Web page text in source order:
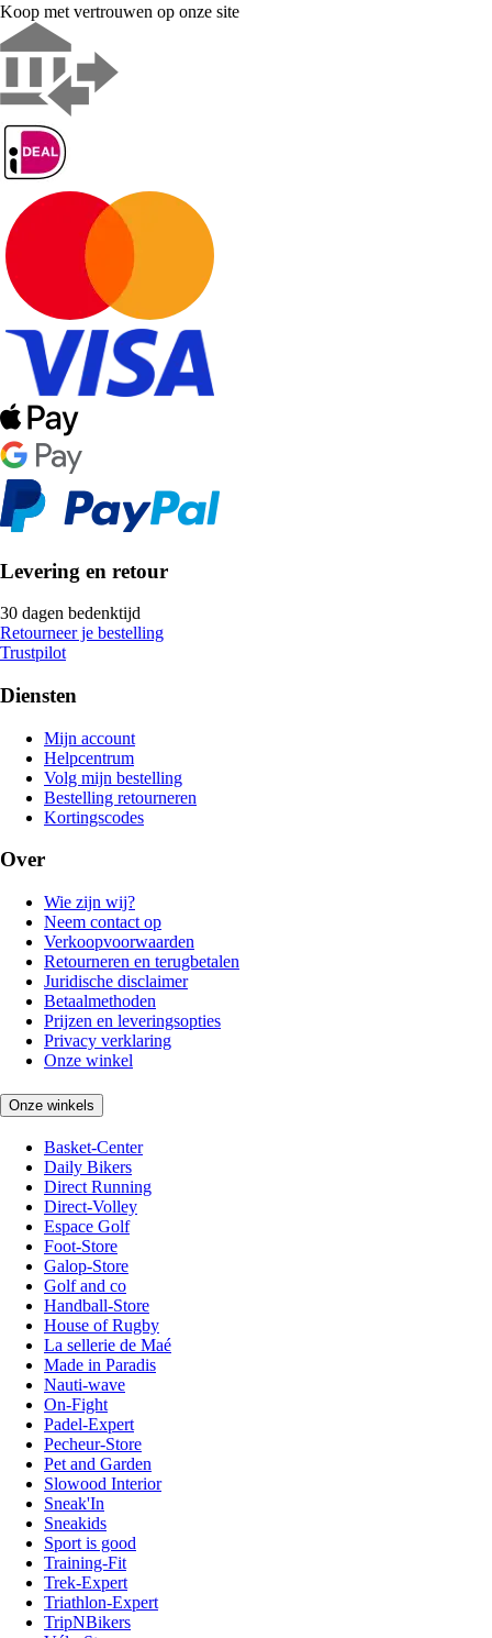
Koop met vertrouwen op onze site
Levering en retour
30 dagen bedenktijd
Retourneer je bestelling
Trustpilot
Diensten
Mijn account
Helpcentrum
Volg mijn bestelling
Bestelling retourneren
Kortingscodes
Over
Wie zijn wij?
Neem contact op
Verkoopvoorwaarden
Retourneren en terugbetalen
Juridische disclaimer
Betaalmethoden
Prijzen en leveringsopties
Privacy verklaring
Onze winkel
Onze winkels
Basket-Center
Daily Bikers
Direct Running
Direct-Volley
Espace Golf
Foot-Store
Galop-Store
Golf and co
Handball-Store
House of Rugby
La sellerie de Maé
Made in Paradis
Nauti-wave
On-Fight
Padel-Expert
Pecheur-Store
Pet and Garden
Slowood Interior
Sneak'In
Sneakids
Sport is good
Training-Fit
Trek-Expert
Triathlon-Expert
TripNBikers